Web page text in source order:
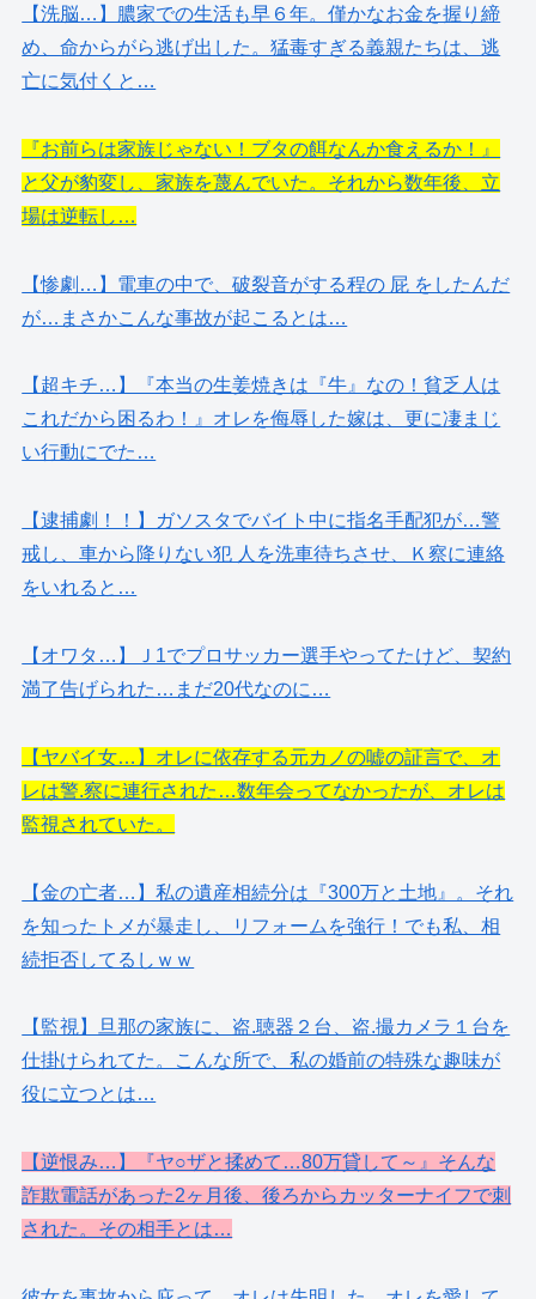
【洗脳…】膿家での生活も早６年。僅かなお金を握り締
め、命からがら逃げ出した。猛毒すぎる義親たちは、逃
亡に気付くと…
『お前らは家族じゃない！ブタの餌なんか食えるか！』
と父が豹変し、家族を蔑んでいた。それから数年後、立
場は逆転し…
【惨劇…】電車の中で、破裂音がする程の 屁 をしたんだ
が…まさかこんな事故が起こるとは…
【超キチ…】『本当の生姜焼きは『牛』なの！貧乏人は
これだから困るわ！』オレを侮辱した嫁は、更に凄まじ
い行動にでた…
【逮捕劇！！】ガソスタでバイト中に指名手配犯が…警
戒し、車から降りない犯 人を洗車待ちさせ、Ｋ察に連絡
をいれると…
【オワタ…】Ｊ1でプロサッカー選手やってたけど、契約
満了告げられた…まだ20代なのに…
【ヤバイ女…】オレに依存する元カノの嘘の証言で、オ
レは警.察に連行された…数年会ってなかったが、オレは
監視されていた。
【金の亡者…】私の遺産相続分は『300万と土地』。それ
を知ったトメが暴走し、リフォームを強行！でも私、相
続拒否してるしｗｗ
【監視】旦那の家族に、盗.聴器２台、盗.撮カメラ１台を
仕掛けられてた。こんな所で、私の婚前の特殊な趣味が
役に立つとは…
【逆恨み…】『ヤ○ザと揉めて…80万貸して～』そんな
詐欺電話があった2ヶ月後、後ろからカッターナイフで刺
された。その相手とは…